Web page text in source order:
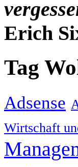
Erich
Tag
Adsense
Wirtschaft